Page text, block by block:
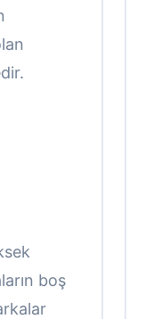
boş